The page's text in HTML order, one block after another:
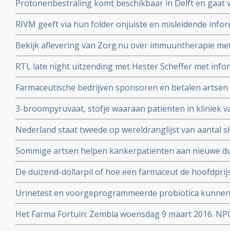
mobiele telefoons?
Protonenbestraling komt beschikbaar in Delft en gaat
vergoed worden
RIVM geeft via hun folder onjuiste en misleidende
darmkankeronderzoek onder de Nederlandse
Bekijk aflevering van Zorg.nu over immuuntherapie
Schumacher d.d. 1 novermber 2016
RTL late night uitzending met Hester Scheffer met
irreversible electroporation
Farmaceutische bedrijven sponsoren en betalen
jaren. Onafhankelijkheid van artsen en
3-broompyruvaat, stofje waaraan patienten in kliniek
soms ook genezende behandeling voor uitgezaaide
Nederland staat tweede op wereldranglijst van aantal
Alcohol, roken, reflux - maagzuur en obesitas zijn
slokdarmkanker
Sommige artsen helpen kankerpatienten aan nieuwe
met een farmaceutisch bedrijf
De duizend-dollarpil of hoe een farmaceut de
genezend medicijn voor hepatitis-C
Urinetest en voorgeprogrammeerde probiotica
stadium opsporen volgens prof. dr. Sangeeta Bhatia
Het Farma Fortuin: Zembla woensdag 9 maart 2016.
medicijnen zo duur zijn en wie er allemaal aan